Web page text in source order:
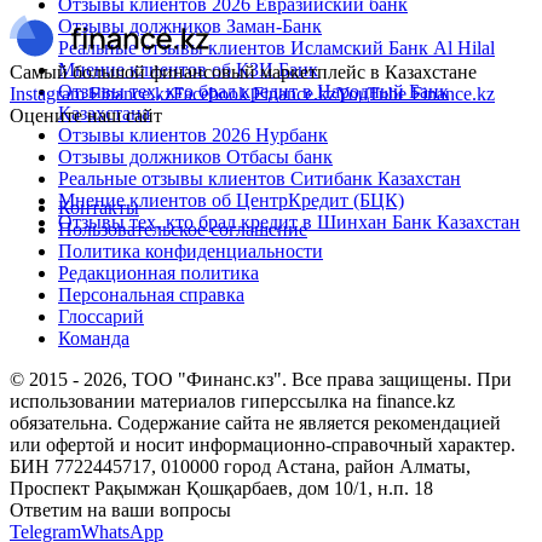
Отзывы должников Заман-Банк
Реальные отзывы клиентов Исламский Банк Al Hilal
Мнение клиентов об КЗИ Банк
Отзывы тех, кто брал кредит в Народный Банк
Казахстана
Отзывы клиентов 2026 Нурбанк
Отзывы должников Отбасы банк
Реальные отзывы клиентов Ситибанк Казахстан
Мнение клиентов об ЦентрКредит (БЦК)
Отзывы тех, кто брал кредит в Шинхан Банк Казахстан
Самый большой финансовый маркетплейс в Казахстане
Instagram Finance.kzFacebook Finance.kzYouTube Finance.kz
Оцените наш сайт
Контакты
Пользовательское соглашение
Политика конфиденциальности
Редакционная политика
Персональная справка
Глоссарий
Команда
© 2015 - 2026, ТОО "Финанс.кз". Все права защищены. При
использовании материалов гиперссылка на finance.kz
обязательна. Содержание сайта не является рекомендацией
или офертой и носит информационно-справочный характер.
БИН 7722445717, 010000 город Астана, район Алматы,
Проспект Рақымжан Қошқарбаев, дом 10/1, н.п. 18
Ответим на ваши вопросы
TelegramWhatsApp